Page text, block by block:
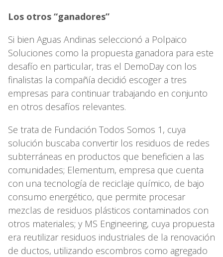
Los otros “ganadores”
Si bien Aguas Andinas seleccionó a Polpaico
Soluciones como la propuesta ganadora para este
desafío en particular, tras el DemoDay con los
finalistas la compañía decidió escoger a tres
empresas para continuar trabajando en conjunto
en otros desafíos relevantes.
Se trata de Fundación Todos Somos 1, cuya
solución buscaba convertir los residuos de redes
subterráneas en productos que beneficien a las
comunidades; Elementum, empresa que cuenta
con una tecnología de reciclaje químico, de bajo
consumo energético, que permite procesar
mezclas de residuos plásticos contaminados con
otros materiales; y MS Engineering, cuya propuesta
era reutilizar residuos industriales de la renovación
de ductos, utilizando escombros como agregado